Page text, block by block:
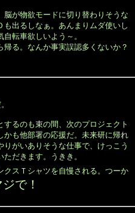
が物欲モードに切り替わりそうな
出るしなぁ。あんまりムダ使いし
転車欲しいよう～。
る。なんか事実誤認多くないか？
るのも束の間、次のプロジェクト
かも他部署の応援だ。未来研に帰れ
がいありそうな仕事で、けっこう
だきます。うきき。
スＴシャツを自慢される。つーか
で！